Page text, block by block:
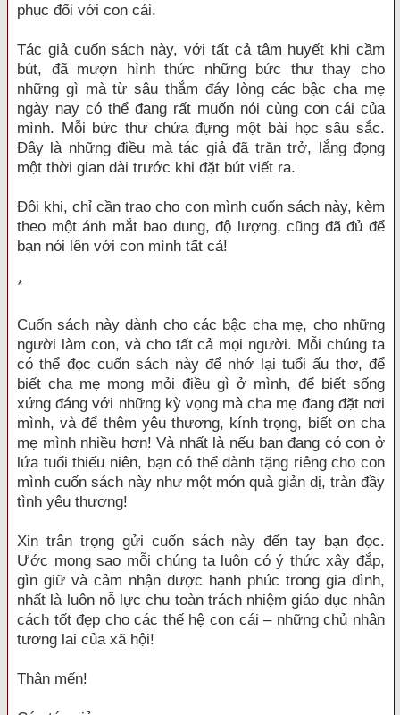
phục đối với con cái.
Tác giả cuốn sách này, với tất cả tâm huyết khi cầm
bút, đã mượn hình thức những bức thư thay cho
những gì mà từ sâu thẳm đáy lòng các bậc cha mẹ
ngày nay có thể đang rất muốn nói cùng con cái của
mình. Mỗi bức thư chứa đựng một bài học sâu sắc.
Đây là những điều mà tác giả đã trăn trở, lắng đọng
một thời gian dài trước khi đặt bút viết ra.
Đôi khi, chỉ cần trao cho con mình cuốn sách này, kèm
theo một ánh mắt bao dung, độ lượng, cũng đã đủ để
bạn nói lên với con mình tất cả!
*
Cuốn sách này dành cho các bậc cha mẹ, cho những
người làm con, và cho tất cả mọi người. Mỗi chúng ta
có thể đọc cuốn sách này để nhớ lại tuổi ấu thơ, để
biết cha mẹ mong mỏi điều gì ở mình, để biết sống
xứng đáng với những kỳ vọng mà cha mẹ đang đặt nơi
mình, và để thêm yêu thương, kính trọng, biết ơn cha
mẹ mình nhiều hơn! Và nhất là nếu bạn đang có con ở
lứa tuổi thiếu niên, bạn có thể dành tặng riêng cho con
mình cuốn sách này như một món quà giản dị, tràn đầy
tình yêu thương!
Xin trân trọng gửi cuốn sách này đến tay bạn đọc.
Ước mong sao mỗi chúng ta luôn có ý thức xây đắp,
gìn giữ và cảm nhận được hạnh phúc trong gia đình,
nhất là luôn nỗ lực chu toàn trách nhiệm giáo dục nhân
cách tốt đẹp cho các thế hệ con cái – những chủ nhân
tương lai của xã hội!
Thân mến!